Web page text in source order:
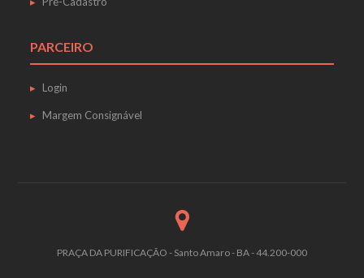
PARCEIRO
Login
Margem Consignável
PRAÇA DA PURIFICAÇÃO - Santo Amaro - BA - 44.200-000